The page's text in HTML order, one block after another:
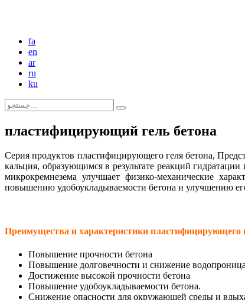
fa
en
ar
ru
ku
пластифицирующий гель бетона
Серия продуктов пластифицирующего геля бетона,
кальция, образующимся в результате реакций
микрокремнезема улучшает физико-механические
повышению удобоукладываемости бетона и улучшению
Преимущества и характеристики пластифицирующего
Повышение прочности бетона
Повышение долговечности и снижение
Достижение высокой прочности бетона
Повышение удобоукладываемости бетона.
Снижение опасности для окружающей среды и